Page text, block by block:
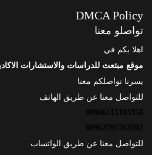
DMCA Policy
تواصلو معنا
اهلا بكم في
موقع مبتعث للدراسات والاستشارات
يسرنا تواصلكم معنا
للتواصل معنا عن طريق الهاتف
00966115103356
00962795763302
للتواصل معنا عن طريق الواتساب